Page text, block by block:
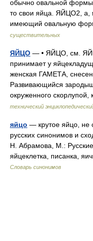
обычно овальной формы
то свои яйца. ЯЙЦО2, а,
имеющий овальную
существительных
ЯЙЦО — • ЯЙЦО, см.
принимает у
женская ГАМЕТА,
Развивающийся
окруженного
технический
яйцо — крутое яйцо, не
русских синонимов и
Н. Абрамова, М.:
яйцеклетка, писанка,
Словарь синонимов